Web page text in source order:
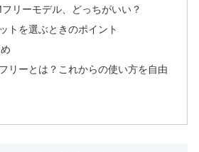
リーモデル、どっちがいい？
トを選ぶときのポイント
リーとは？これからの使い方を自由